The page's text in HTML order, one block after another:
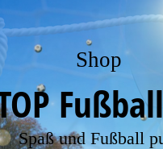
Shop
Spaß und Fußball